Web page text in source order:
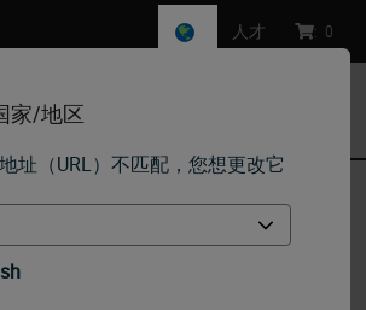
家/地区
址（URL）不匹配，您想更改它
人才 : 0
β）